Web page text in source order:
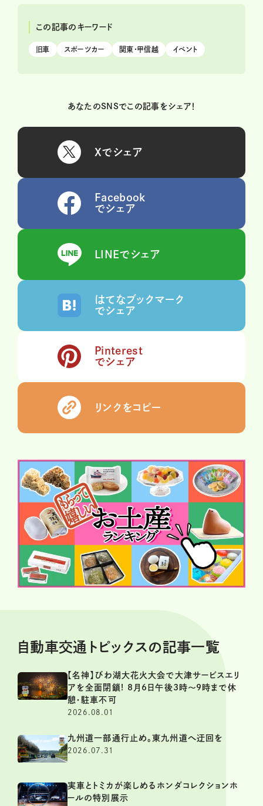
この記事のキーワード
旧車 スポーツカー 関東・甲信越 イベント
あなたのSNSでこの記事をシェア！
Xでシェア
Facebook
でシェア
LINEでシェア
はてなブックマーク
でシェア
Pinterest
でシェア
リンクをコピー
自動車交通トピックスの記事一覧
【名神】びわ湖大花火大会で大津サービスエリ
アを全面閉鎖! 8月6日午後3時～9時まで休
憩・駐車不可
2026.08.01
九州道一部通行止め。東九州道へ迂回を
2026.07.31
実車とトミカが楽しめるホンダコレクションホ
ールの特別展示